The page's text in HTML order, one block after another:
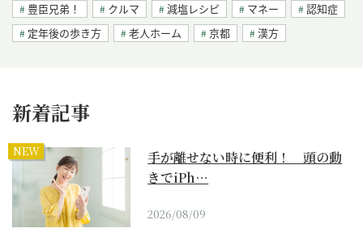
豊臣兄弟！ クルマ 減塩レシピ マネー
認知症
定年後の歩き方
老人ホーム 京都 漢方
新着記事
NEW
手が離せない時に便利！ 頭の動
きでiPh…
2026/08/09